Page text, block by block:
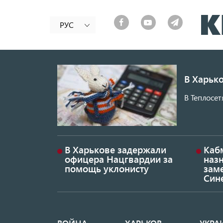
РУС
В
В
В Харькове задержали
офицера Нацгвардии за
помощь уклонисту